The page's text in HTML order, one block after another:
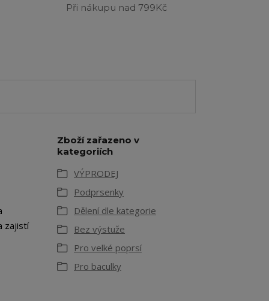
Při nákupu nad 799Kč
zajistí
Zboží zařazeno v
kategoriích
VÝPRODEJ
Podprsenky
Dělení dle kategorie
Bez výstuže
Pro velké poprsí
Pro baculky